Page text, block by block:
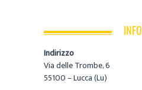
INFO
Indirizzo
Via delle Trombe, 6
55100 – Lucca (Lu)